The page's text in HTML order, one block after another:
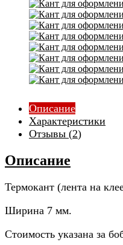
Описание
Характеристики
Отзывы (2)
Описание
Термокант (лента на
Ширина 7 мм.
Стоимость указана за